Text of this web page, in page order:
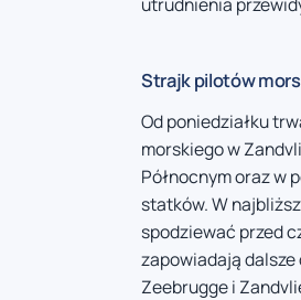
Strajk pilotów
Od poniedziałku
morskiego w
Północnym oraz w
statków. W
spodziewać przed
zapowiadają
Zeebrugge i